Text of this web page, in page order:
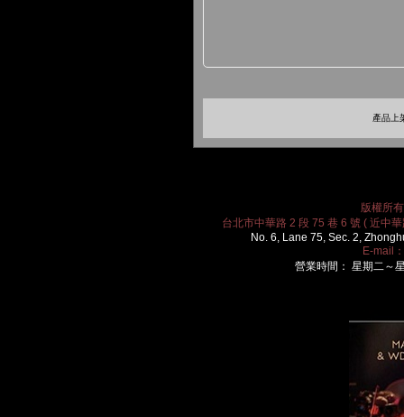
產品上
版權所
台北市中華路 2 段 75 巷 6 號 ( 近中
No. 6, Lane 75, Sec. 2,
E-mail：
營業時間： 星期二～